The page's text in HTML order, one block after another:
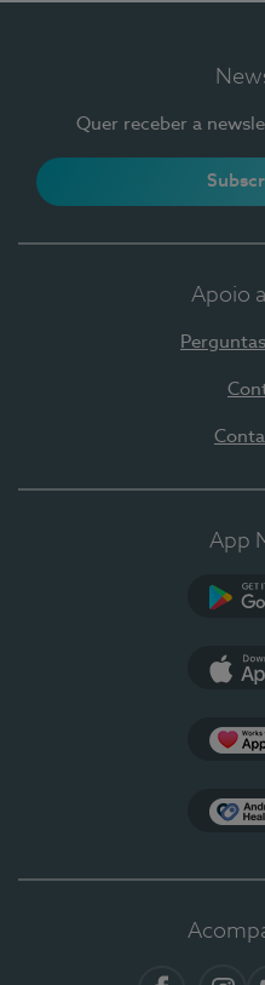
Quer receber a
Apoio
App